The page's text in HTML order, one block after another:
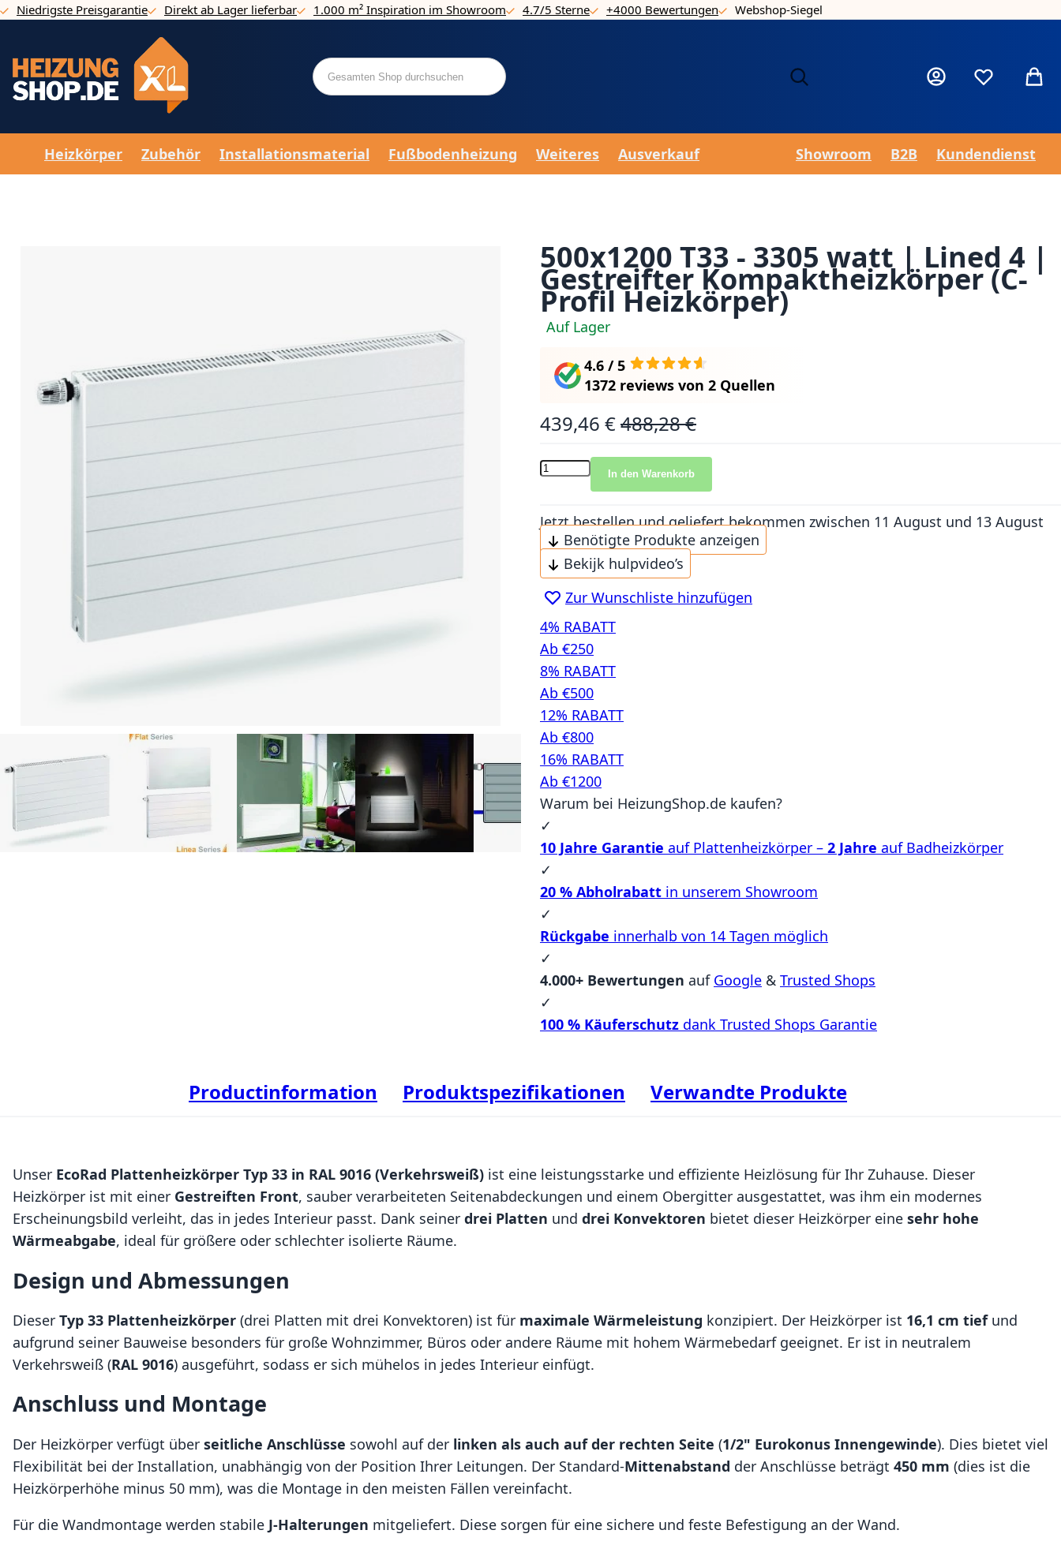
Direkt zum Inhalt
Niedrigste Preisgarantie Direkt ab Lager lieferbar 1.000 m² Inspiration im Showroom 4.7/5 Sterne +4000 Bewertungen Webshop-Siegel
Mein KontoWunschzettel
Mein
Heizkörper Zubehör Installationsmaterial Fußbodenheizung Weiteres Ausverkauf Showroom B2B Kundendienst
500x1200 T33 - 3305 watt | Lined 4 |
Gestreifter Kompaktheizkörper (C-
Profil Heizkörper)
Auf Lager
4.6 / 5
1372 reviews von 2 Quellen
Sonderangebot
439,46 € Normalpreis
488,28 €
In den Warenkorb
Jetzt bestellen und geliefert bekommen zwischen 11 August und 13 August
Benötigte Produkte anzeigen
Bekijk hulpvideo’s
Zur Wunschliste hinzufügen
4% RABATT
Ab €250
8% RABATT
Ab €500
12% RABATT
Ab €800
16% RABATT
Ab €1200
Warum bei HeizungShop.de kaufen?
✓
10 Jahre Garantie auf Plattenheizkörper – 2 Jahre auf Badheizkörper
✓
20 % Abholrabatt in unserem Showroom
✓
Rückgabe innerhalb von 14 Tagen möglich
✓
4.000+ Bewertungen auf Google & Trusted Shops
✓
100 % Käuferschutz dank Trusted Shops Garantie
Productinformation
Unser EcoRad Plattenheizkörper Typ 33 in RAL 9016 (Verkehrsweiß) ist eine leistungsstarke und effiziente Heizlösung für Ihr Zuhause. Dieser
Heizkörper ist mit einer Gestreiften Front, sauber verarbeiteten Seitenabdeckungen und einem Obergitter ausgestattet, was ihm ein modernes
Erscheinungsbild verleiht, das in jedes Interieur passt. Dank seiner drei Platten und drei Konvektoren bietet dieser Heizkörper eine sehr hohe
Wärmeabgabe, ideal für größere oder schlechter isolierte Räume.
Design und Abmessungen
Dieser Typ 33 Plattenheizkörper (drei Platten mit drei Konvektoren) ist für maximale Wärmeleistung konzipiert. Der Heizkörper ist 16,1 cm tiefund
aufgrund seiner Bauweise besonders für große Wohnzimmer, Büros oder andere Räume mit hohem Wärmebedarf geeignet. Er ist in neutralem
Verkehrsweiß (RAL 9016) ausgeführt, sodass er sich mühelos in jedes Interieur einfügt.
Anschluss und Montage
Der Heizkörper verfügt über seitliche Anschlüsse sowohl auf der linken als auch auf der rechten Seite (1/2" Eurokonus Innengewinde). Dies bietet viel
Flexibilität bei der Installation, unabhängig von der Position Ihrer Leitungen. Der Standard-Mittenabstand der Anschlüsse beträgt 450 mm (dies ist die
Heizkörperhöhe minus 50 mm), was die Montage in den meisten Fällen vereinfacht.
Für die Wandmontage werden stabile J-Halterungen mitgeliefert. Diese sorgen für eine sichere und feste Befestigung an der Wand.
Produktspezifikationen Verwandte Produkte